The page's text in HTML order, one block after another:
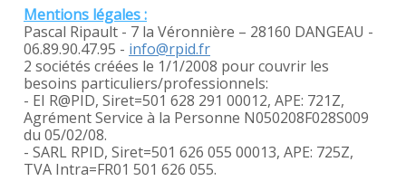
Mentions légales :
Pascal Ripault - 7 la Véronnière – 28160 DANGEAU -
06.89.90.47.95 - info@rpid.fr
2 sociétés créées le 1/1/2008 pour couvrir les
besoins particuliers/professionnels:
- EI R@PID, Siret=501 628 291 00012, APE: 721Z,
Agrément Service à la Personne N050208F028S009
du 05/02/08.
- SARL RPID, Siret=501 626 055 00013, APE: 725Z,
TVA Intra=FR01 501 626 055.